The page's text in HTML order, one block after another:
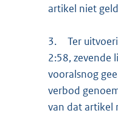
artikel niet
3.
Ter
2:58, zevende
vooralsnog
verbod
van dat artikel